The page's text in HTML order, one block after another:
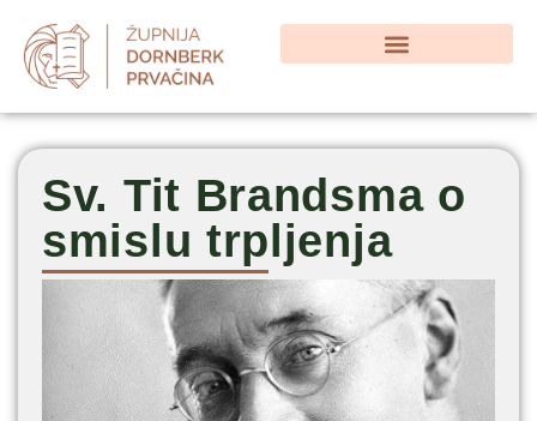
Sv. Tit Brandsma o
smislu trpljenja